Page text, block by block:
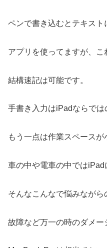
ペンで書き込むとテキスト
アプリを使ってますが、こ
結構速記は可能です。
手書き入力はiPadならでは
もう一点は作業スペース
車の中や電車の中ではiPad
そんなこんなで悩みながら
故障など万一の時のダメー